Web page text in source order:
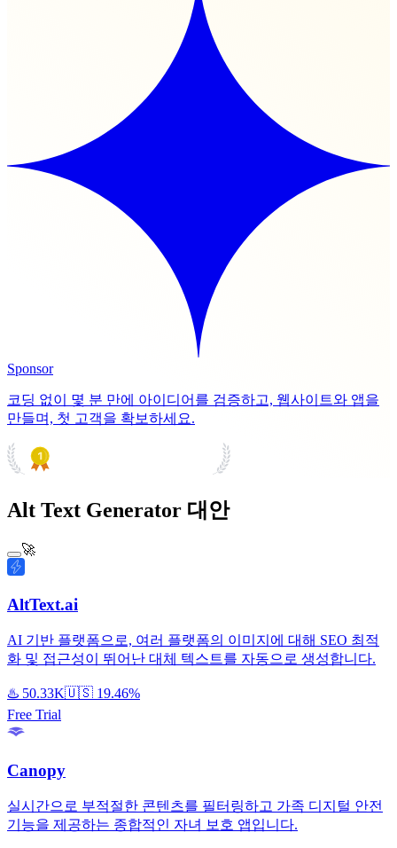
Sponsor
코딩 없이 몇 분 만에 아이디어를 검증하고, 웹사이트와 앱을
만들며, 첫 고객을 확보하세요.
Alt Text Generator 대안
🚀
AltText.ai
AI 기반 플랫폼으로, 여러 플랫폼의 이미지에 대해 SEO 최적
화 및 접근성이 뛰어난 대체 텍스트를 자동으로 생성합니다.
♨️ 50.33K🇺🇸 19.46%
Free Trial
Canopy
실시간으로 부적절한 콘텐츠를 필터링하고 가족 디지털 안전
기능을 제공하는 종합적인 자녀 보호 앱입니다.